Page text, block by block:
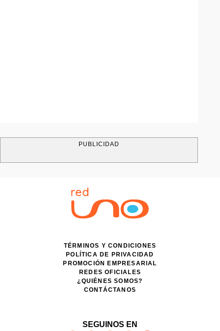
PUBLICIDAD
TÉRMINOS Y CONDICIONES
POLÍTICA DE PRIVACIDAD
PROMOCIÓN EMPRESARIAL
REDES OFICIALES
¿QUIÉNES SOMOS?
CONTÁCTANOS
SEGUINOS EN